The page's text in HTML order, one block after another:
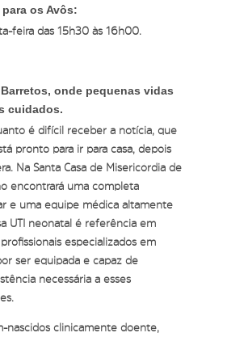
os Avôs:
feira das 15h30 às 16h00.
onde pequenas vidas
cuidados.
é difícil receber a notícia, que
pronto para ir para casa, depois
Na Santa Casa de Misericórdia de
encontrará uma completa
e uma equipe médica altamente
UTI neonatal é referência em
especializados em
ser equipada e capaz de
necessária a esses
nascidos clinicamente doente,